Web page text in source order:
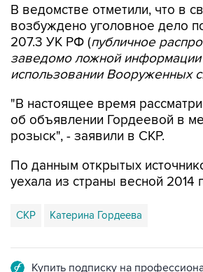
207.3 УК РФ ( публичное
заведомо ложной
использовании Вооруженных
"В настоящее время
розыск", - заявили в СКР.
По данным открытых
СКР Катерина Гордеева
Подписаться на рассылку